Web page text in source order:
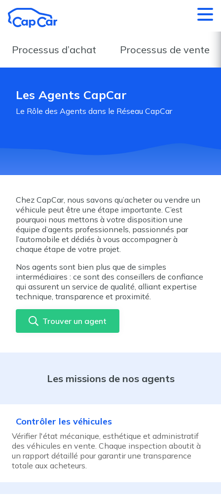
Processus d’achat Processus de vente
Les Agents CapCar
Le Rôle des Agents dans le Réseau CapCar
Chez CapCar, nous savons qu’acheter ou vendre un
véhicule peut être une étape importante. C’est
pourquoi nous mettons à votre disposition une
équipe d’agents professionnels, passionnés par
l’automobile et dédiés à vous accompagner à
chaque étape de votre projet.
Nos agents sont bien plus que de simples
intermédiaires : ce sont des conseillers de confiance
qui assurent un service de qualité, alliant expertise
technique, transparence et proximité.
Trouver un agent
Les missions de nos agents
Contrôler les véhicules
Vérifier l'état mécanique, esthétique et administratif
des véhicules en vente. Chaque inspection aboutit à
un rapport détaillé pour garantir une transparence
totale aux acheteurs.